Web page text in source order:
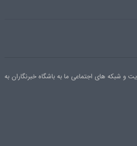
و شبکه های اجتماعی ما به باشگاه خبرنگاران به